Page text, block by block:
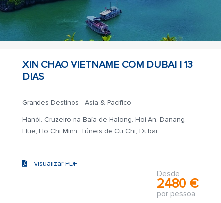
XIN CHAO VIETNAME COM DUBAI | 13
DIAS
Grandes Destinos - Asia & Pacifico
Hanói, Cruzeiro na Baía de Halong, Hoi An, Danang,
Hue, Ho Chi Minh, Túneis de Cu Chi, Dubai
Visualizar PDF
Desde
2480 €
por pessoa